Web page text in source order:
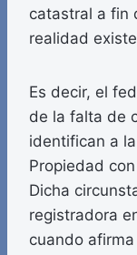
catastral a fin
realidad
Es decir, el
de la falta de
identifican a
Propiedad
Dicha
registradora
cuando